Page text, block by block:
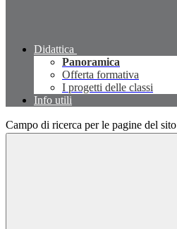
Didattica
Panoramica
Offerta formativa
I progetti delle classi
Info utili
Campo di ricerca per le pagine del sito